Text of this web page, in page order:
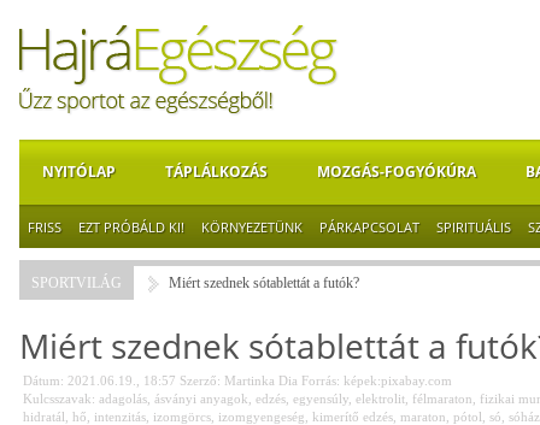
NYITÓLAP TÁPLÁLKOZÁS MOZGÁS-FOGYÓKÚRA
FRISS EZT PRÓBÁLD KI! KÖRNYEZETÜNK PÁRKAPCSOLAT SPIRITUÁLIS
SPORTVILÁG Miért szednek sótablettát a futók?
Miért szednek sótablettát a
Dátum: 2021.06.19., 18:57 Szerző: Martinka Dia Forrás: képek:pixabay.com
Kulcsszavak: adagolás ásványi anyagok edzés egyensúly elektrolit félmaraton
fizikai
hidratál hő intenzitás izomgörcs izomgyengeség kimerítő edzés maraton pótol só